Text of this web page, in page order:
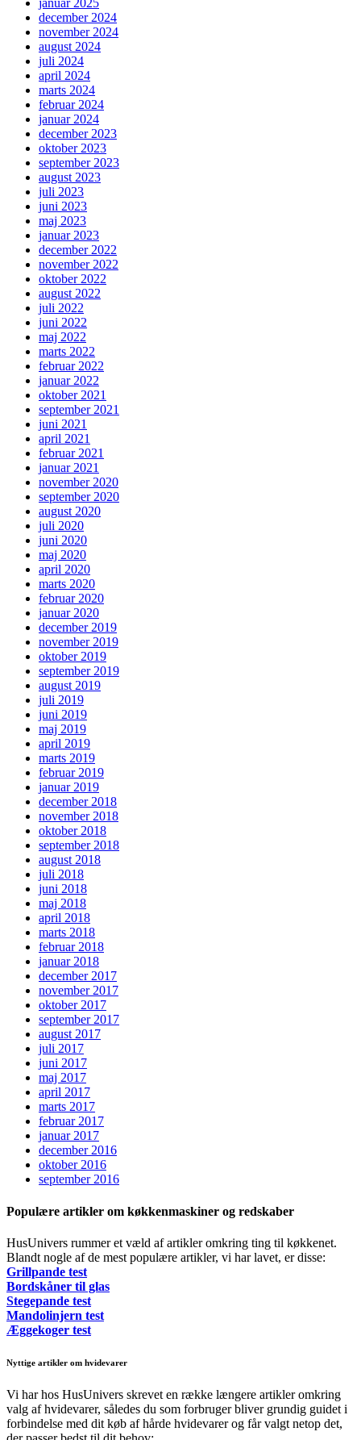
januar 2025
december 2024
november 2024
august 2024
juli 2024
april 2024
marts 2024
februar 2024
januar 2024
december 2023
oktober 2023
september 2023
august 2023
juli 2023
juni 2023
maj 2023
januar 2023
december 2022
november 2022
oktober 2022
august 2022
juli 2022
juni 2022
maj 2022
marts 2022
februar 2022
januar 2022
oktober 2021
september 2021
juni 2021
april 2021
februar 2021
januar 2021
november 2020
september 2020
august 2020
juli 2020
juni 2020
maj 2020
april 2020
marts 2020
februar 2020
januar 2020
december 2019
november 2019
oktober 2019
september 2019
august 2019
juli 2019
juni 2019
maj 2019
april 2019
marts 2019
februar 2019
januar 2019
december 2018
november 2018
oktober 2018
september 2018
august 2018
juli 2018
juni 2018
maj 2018
april 2018
marts 2018
februar 2018
januar 2018
december 2017
november 2017
oktober 2017
september 2017
august 2017
juli 2017
juni 2017
maj 2017
april 2017
marts 2017
februar 2017
januar 2017
december 2016
oktober 2016
september 2016
Populære artikler om køkkenmaskiner og redskaber
HusUnivers rummer et væld af artikler omkring ting til køkkenet.
Blandt nogle af de mest populære artikler, vi har lavet, er disse:
Grillpande test
Bordskåner til glas
Stegepande test
Mandolinjern test
Æggekoger test
Nyttige artikler om hvidevarer
Vi har hos HusUnivers skrevet en række længere artikler omkring
valg af hvidevarer, således du som forbruger bliver grundig guidet i
forbindelse med dit køb af hårde hvidevarer og får valgt netop det,